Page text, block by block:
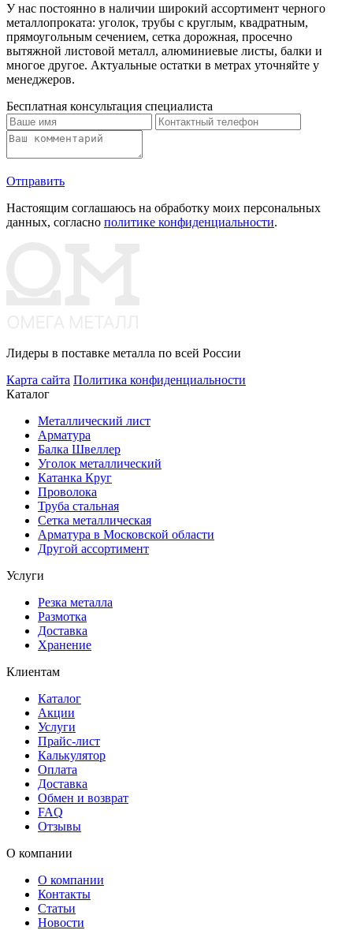
У нас постоянно в наличии широкий ассортимент черного
металлопроката: уголок, трубы с круглым, квадратным,
прямоугольным сечением, сетка дорожная, просечно
вытяжной листовой металл, алюминиевые листы, балки и
многое другое. Актуальные остатки в метрах уточняйте у
менеджеров.
Бесплатная консультация специалиста
Отправить
Настоящим соглашаюсь на обработку моих персональных
данных, согласно политике конфиденциальности.
Лидеры в поставке металла по всей России
Карта сайта Политика конфиденциальности
Каталог
Металлический лист
Арматура
Балка Швеллер
Уголок металлический
Катанка Круг
Проволока
Труба стальная
Сетка металлическая
Арматура в Московской области
Другой ассортимент
Услуги
Резка металла
Размотка
Доставка
Хранение
Клиентам
Каталог
Акции
Услуги
Прайс-лист
Калькулятор
Оплата
Доставка
Обмен и возврат
FAQ
Отзывы
О компании
О компании
Контакты
Статьи
Новости